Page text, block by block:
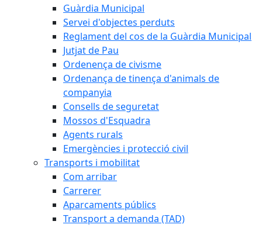
Guàrdia Municipal
Servei d'objectes perduts
Reglament del cos de la Guàrdia Municipal
Jutjat de Pau
Ordenença de civisme
Ordenança de tinença d'animals de
companyia
Consells de seguretat
Mossos d'Esquadra
Agents rurals
Emergències i protecció civil
Transports i mobilitat
Com arribar
Carrerer
Aparcaments públics
Transport a demanda (TAD)